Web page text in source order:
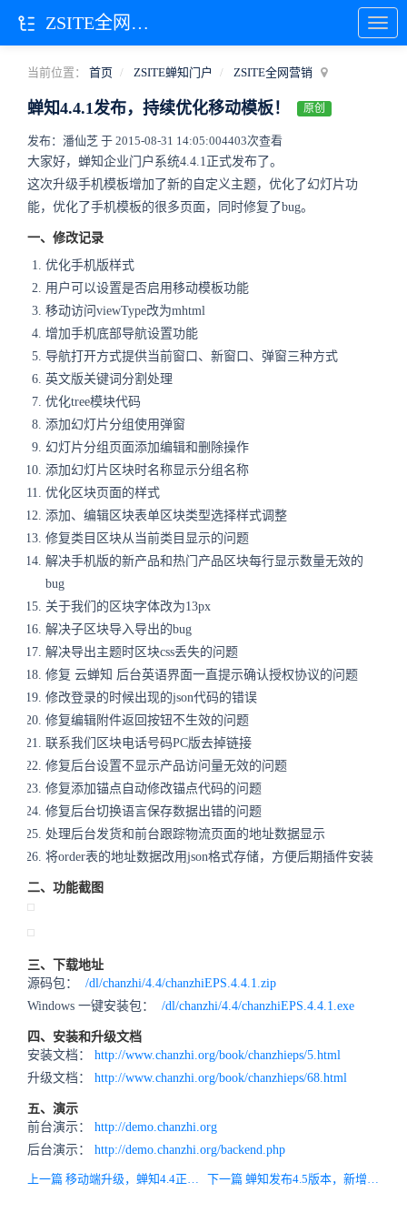
当前位置： 首页 ZSITE蝉知门户 ZSITE全网营销
蝉知4.4.1发布，持续优化移动模板！ 原创
发布：潘仙芝 于 2015-08-31 14:05:004403次查看
大家好，蝉知企业门户系统4.4.1正式发布了。
这次升级手机模板增加了新的自定义主题，优化了幻灯片功
能，优化了手机模板的很多页面，同时修复了bug。
一、修改记录
优化手机版样式
用户可以设置是否启用移动模板功能
移动访问viewType改为mhtml
增加手机底部导航设置功能
导航打开方式提供当前窗口、新窗口、弹窗三种方式
英文版关键词分割处理
优化tree模块代码
添加幻灯片分组使用弹窗
幻灯片分组页面添加编辑和删除操作
添加幻灯片区块时名称显示分组名称
优化区块页面的样式
添加、编辑区块表单区块类型选择样式调整
修复类目区块从当前类目显示的问题
解决手机版的新产品和热门产品区块每行显示数量无效的
bug
关于我们的区块字体改为13px
解决子区块导入导出的bug
解决导出主题时区块css丢失的问题
修复 云蝉知 后台英语界面一直提示确认授权协议的问题
修改登录的时候出现的json代码的错误
修复编辑附件返回按钮不生效的问题
联系我们区块电话号码PC版去掉链接
修复后台设置不显示产品访问量无效的问题
修复添加锚点自动修改锚点代码的问题
修复后台切换语言保存数据出错的问题
处理后台发货和前台跟踪物流页面的地址数据显示
将order表的地址数据改用json格式存储，方便后期插件安装
二、功能截图
三、下载地址
源码包： /dl/chanzhi/4.4/chanzhiEPS.4.4.1.zip
Windows 一键安装包： /dl/chanzhi/4.4/chanzhiEPS.4.4.1.exe
四、安装和升级文档
安装文档：
http://www.chanzhi.org/book/chanzhieps/5.html
升级文档：
http://www.chanzhi.org/book/chanzhieps/68.html
五、演示
前台演示：
http://demo.chanzhi.org
后台演示： http://demo.chanzhi.org/backend.php
上一篇 移动端升级，蝉知4.4正式版发布！ 下一篇 蝉知发布4.5版本，新增可视化编辑/流量统计功能
ZSITE全网营销